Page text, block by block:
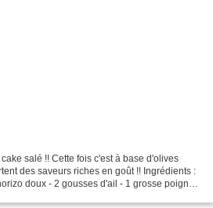
salé !! Cette fois c'est à base d'olives
des saveurs riches en goût !! Ingrédients :
doux - 2 gousses d'ail - 1 grosse poignée